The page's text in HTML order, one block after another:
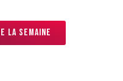
la semaine